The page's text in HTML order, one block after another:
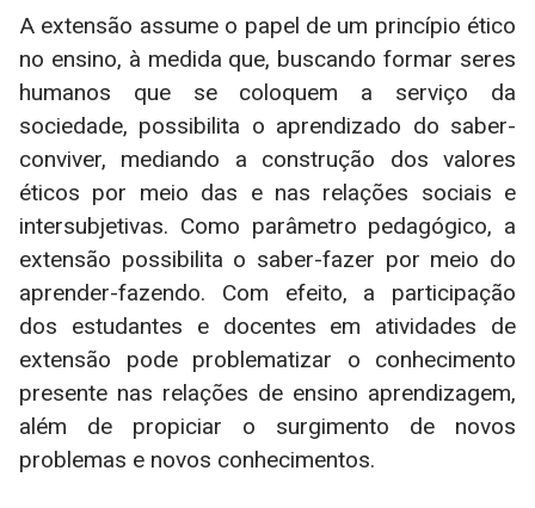
A extensão assume o papel de um princípio ético
no ensino, à medida que, buscando formar seres
humanos que se coloquem a serviço da
sociedade, possibilita o aprendizado do saber-
conviver, mediando a construção dos valores
éticos por meio das e nas relações sociais e
intersubjetivas. Como parâmetro pedagógico, a
extensão possibilita o saber-fazer por meio do
aprender-fazendo. Com efeito, a participação
dos estudantes e docentes em atividades de
extensão pode problematizar o conhecimento
presente nas relações de ensino aprendizagem,
além de propiciar o surgimento de novos
problemas e novos conhecimentos.